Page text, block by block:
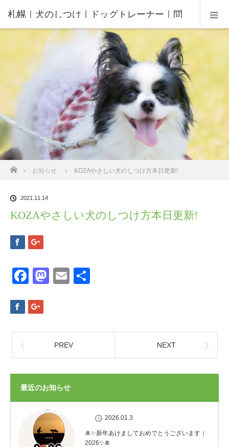
札幌｜犬のしつけ｜ドッグトレーナー｜問
題行動修正｜出張トレーニング｜飼い主さ
んの家庭教師®️
ホーム
お知らせ KOZAやさしい犬のしつけ方本日更新!
2021.11.14
KOZAやさしい犬のしつけ方本日更新!
Facebook
Mastodon
Email
PREV NEXT
最近のお知らせ
2026.01.3
🎍✨新年あけましておめでとうございます｜
2026✨🎍